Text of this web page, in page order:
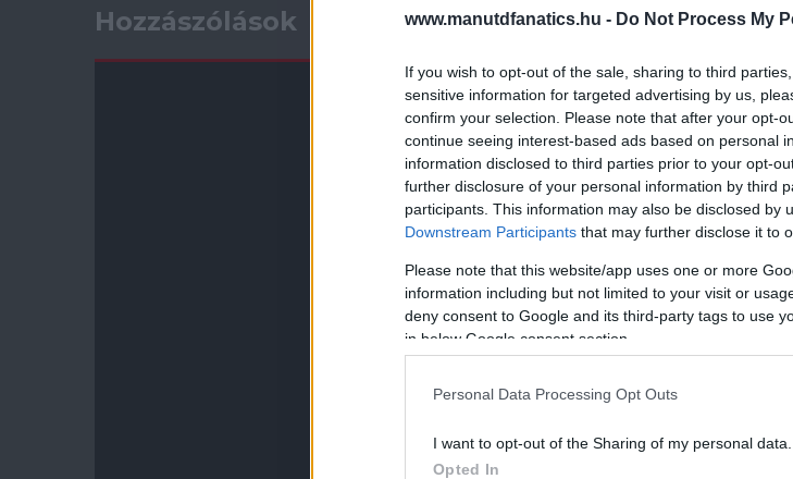
www.manutdfanatics.hu - Do Not Process My
If you wish to opt-out of the sale, sharing to third
sensitive information for targeted advertising by us,
confirm your selection. Please note that after your opt-
continue seeing interest-based ads based on personal
information disclosed to third parties prior to your opt-
further disclosure of your personal information by third
participants. This information may also be disclosed by
Downstream Participants that may further disclose it to
Please note that this website/app uses one or more
information including but not limited to your visit or
deny consent to Google and its third-party tags to use
in below Google consent section.
Personal Data Processing Opt Outs
I want to opt-out of the Sharing of my personal data.
Opted In
Hozzászólások